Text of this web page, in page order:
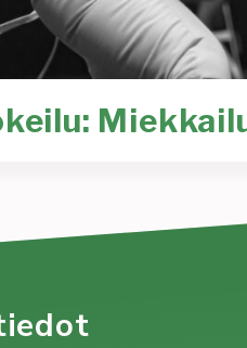
Hellurei! Syksy on